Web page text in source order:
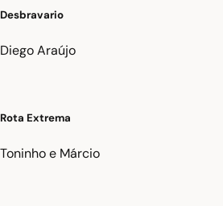
Desbravario
Diego Araújo
Rota Extrema
Toninho e Márcio